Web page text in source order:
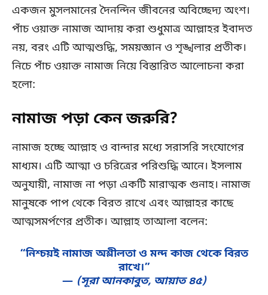
একজন মুসলমানের দৈনন্দিন জীবনের অবিচ্ছেদ্য অংশ।
পাঁচ ওয়াক্ত নামাজ আদায় করা শুধুমাত্র আল্লাহর ইবাদত
নয়, বরং এটি আত্মশুদ্ধি, সময়জ্ঞান ও শৃঙ্খলার প্রতীক।
নিচে পাঁচ ওয়াক্ত নামাজ নিয়ে বিস্তারিত আলোচনা করা
হলো:
নামাজ পড়া কেন জরুরি?
নামাজ হচ্ছে আল্লাহ ও বান্দার মধ্যে সরাসরি সংযোগের
মাধ্যম। এটি আত্মা ও চরিত্রের পরিশুদ্ধি আনে। ইসলাম
অনুযায়ী, নামাজ না পড়া একটি মারাত্মক গুনাহ। নামাজ
মানুষকে পাপ থেকে বিরত রাখে এবং আল্লাহর কাছে
আত্মসমর্পণের প্রতীক। আল্লাহ তাআলা বলেন:
“নিশ্চয়ই নামাজ অশ্লীলতা ও মন্দ কাজ থেকে বিরত
রাখে।”
— (সূরা আনকাবুত, আয়াত ৪৫)